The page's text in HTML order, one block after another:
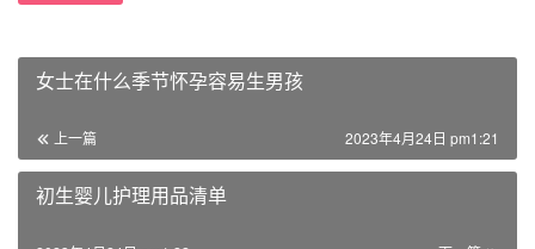
女士在什么季节怀孕容易生男孩
上一篇 2023年4月24日 pm1:21
初生婴儿护理用品清单